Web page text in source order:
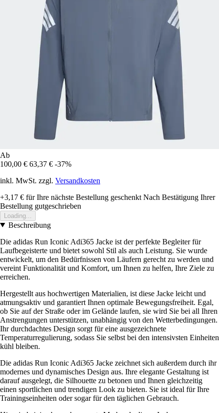
Ab
100,00 € 63,37 € -37%
inkl. MwSt. zzgl. Versandkosten
+3,17 € für Ihre nächste Bestellung geschenkt Nach Bestätigung Ihrer
Bestellung gutgeschrieben
Loading...
Beschreibung
Die adidas Run Iconic Adi365 Jacke ist der perfekte Begleiter für
Laufbegeisterte und bietet sowohl Stil als auch Leistung. Sie wurde
entwickelt, um den Bedürfnissen von Läufern gerecht zu werden und
vereint Funktionalität und Komfort, um Ihnen zu helfen, Ihre Ziele zu
erreichen.
Hergestellt aus hochwertigen Materialien, ist diese Jacke leicht und
atmungsaktiv und garantiert Ihnen optimale Bewegungsfreiheit. Egal,
ob Sie auf der Straße oder im Gelände laufen, sie wird Sie bei all Ihren
Anstrengungen unterstützen, unabhängig von den Wetterbedingungen.
Ihr durchdachtes Design sorgt für eine ausgezeichnete
Temperaturregulierung, sodass Sie selbst bei den intensivsten Einheiten
kühl bleiben.
Die adidas Run Iconic Adi365 Jacke zeichnet sich außerdem durch ihr
modernes und dynamisches Design aus. Ihre elegante Gestaltung ist
darauf ausgelegt, die Silhouette zu betonen und Ihnen gleichzeitig
einen sportlichen und trendigen Look zu bieten. Sie ist ideal für Ihre
Trainingseinheiten oder sogar für den täglichen Gebrauch.